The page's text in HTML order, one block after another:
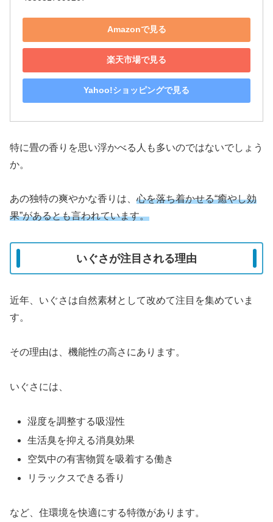
Amazonで見る
楽天市場で見る
Yahoo!ショッピングで見る
特に畳の香りを思い浮かべる人も多いのではないでしょう
か。
あの独特の爽やかな香りは、 心を落ち着かせる“癒やし効
果”があるとも言われています。
いぐさが注目される理由
近年、いぐさは自然素材として改めて注目を集めていま
す。
その理由は、機能性の高さにあります。
いぐさには、
湿度を調整する吸湿性
生活臭を抑える消臭効果
空気中の有害物質を吸着する働き
リラックスできる香り
など、住環境を快適にする特徴があります。